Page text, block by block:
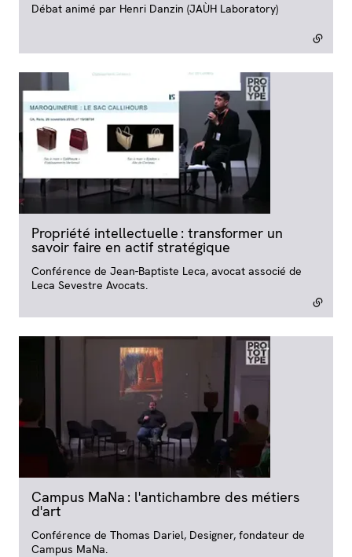
Débat animé par Henri Danzin (JAÙH Laboratory)
Propriété intellectuelle : transformer un
savoir faire en actif stratégique
Conférence de Jean-Baptiste Leca, avocat associé de
Leca Sevestre Avocats.
Campus MaNa : l'antichambre des métiers
d'art- lien externe
Conférence de Thomas Dariel, Designer, fondateur de
Campus MaNa.